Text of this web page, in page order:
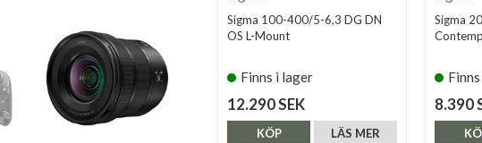
Sigma 100-400/5-6,3 DG DN
OS L-Mount
Finns i lager
12.290 SEK
LÄS MER
KÖP
Sigma
8.390